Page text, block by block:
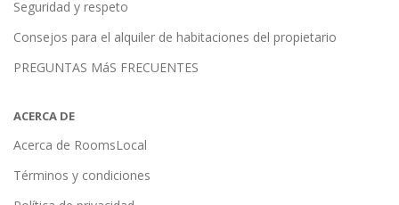
Seguridad y respeto
Consejos para el alquiler de habitaciones del propietario
PREGUNTAS MáS FRECUENTES
ACERCA DE
Acerca de RoomsLocal
Términos y condiciones